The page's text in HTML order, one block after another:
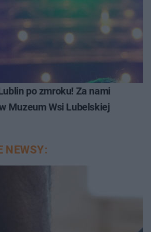
po zmroku! Za nami
Muzeum Wsi Lubelskiej
NEWSY: